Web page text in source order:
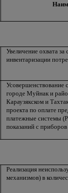
Увеличение охвата
инвентаризации
Усовершенствование
городе Муйнак и
Караузякском и
проекта по оплате
платежные системы
показаний с
Реализация
механизмов) в